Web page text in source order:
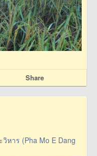
Share
หาร (Pha Mo E Dang